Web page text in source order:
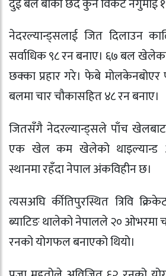
नेदरल्यान्ड्सलाई जित दिलाउन
सर्वाधिक ९८ रन बनाए। ६७ बल
छक्का प्रहार गरे। फेबे मोलकेनबोएर
बलमा चार चौकासहित ४८ रन बनाए।
जितसँगै नेदरल्यान्ड्सले पाँच
एक खेल कम खेलेको थाइल्यान्ड
स्थानमा रहँदा नेपाल अंकविहीन छ।
त्यसअघि र्कीतिपुरस्थित त्रिवि
ब्याटिङ थालेको नेपालले २० ओभरमा
रनको योगफल बनाएको थियो।